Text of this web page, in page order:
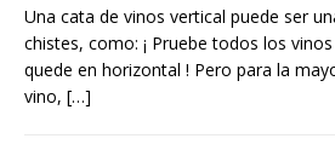
Una cata de vinos vertical puede ser
chistes, como: ¡ Pruebe todos los
quede en horizontal ! Pero para la
vino, […]